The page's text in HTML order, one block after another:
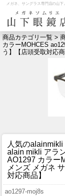
メガネ、サングラス専門店の山
ログ
お問い
商品カテゴリ一覧 >
カラーMOHCES
う】【店頭受取対応商
人気のalainmikli
alain mikli アラ
AO1297 カラー
メンズ メガネ
対応商品】
ao1297-moj8s